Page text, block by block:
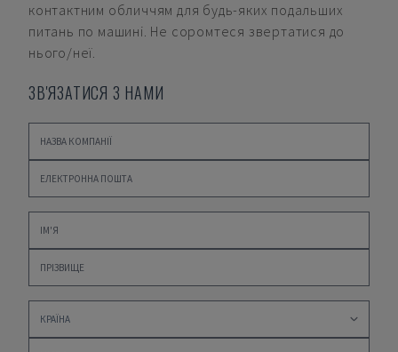
контактним обличчям для будь-яких подальших
питань по машині. Не соромтеся звертатися до
нього/неї.
ЗВ'ЯЗАТИСЯ З НАМИ